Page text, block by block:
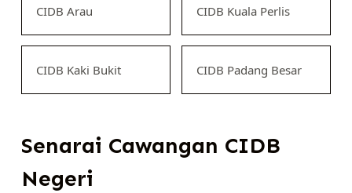
CIDB Arau CIDB Kuala Perlis
CIDB Kaki Bukit CIDB Padang Besar
Senarai Cawangan CIDB
Negeri